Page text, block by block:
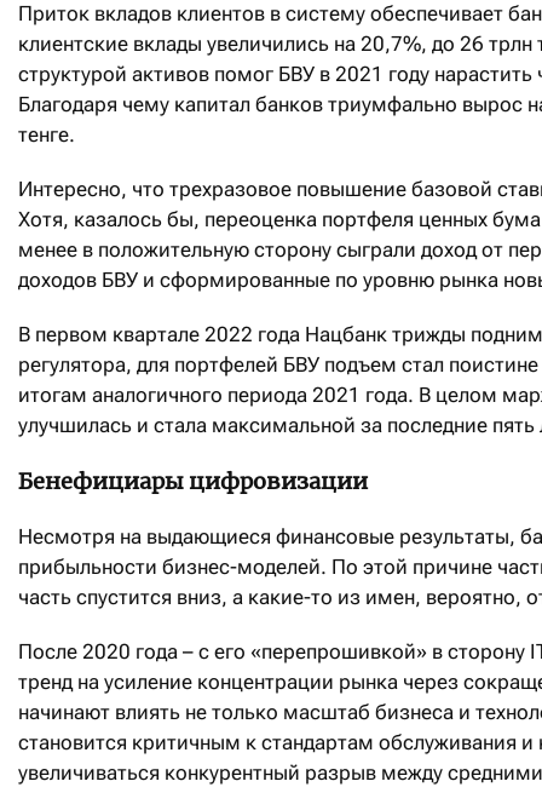
Приток вкладов клиентов в систему обеспечивает
клиентские вклады увеличились на 20,7%, до 26
структурой активов помог БВУ в 2021 году
Благодаря чему капитал банков триум­фально вырос
тенге.
Интересно, что трехразовое повышение базовой
Хотя, казалось бы, переоценка портфеля ценных
менее в положительную сторону сыграли доход от
доходов БВУ и сформированные по уровню рынка
В первом квартале 2022 года Нацбанк трижды
регулятора, для портфелей БВУ подъем стал
итогам аналогичного периода 2021 года. В целом
улучшилась и стала максимальной за последние пять
Бенефициары цифровизации
Несмотря на выдающиеся финансовые результаты,
прибыльности бизнес-моделей. По этой причине
часть спустится вниз, а какие-то из имен, вероятно,
После 2020 года – с его «перепрошивкой» в сторону
тренд на усиление концентрации рынка через
начинают влиять не только масштаб бизнеса и
становится критичным к стандартам обслуживания
увеличиваться конкурентный разрыв между